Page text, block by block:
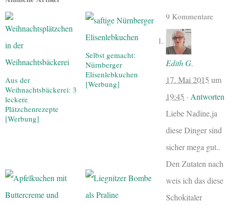
Aus der
Weihnachtsbäckerei: 3
leckere
Plätzchenrezepte
[Werbung]
Selbst gemacht:
Nürnberger
Elisenlebkuchen
[Werbung]
9 Kommentare
Edith G.
17. Mai 2015 um
19:45 · Antworten
Liebe Nadine,ja
diese Dinger sind
sicher mega gut..
Den Zutaten nach
weis ich das diese
Schokitaler